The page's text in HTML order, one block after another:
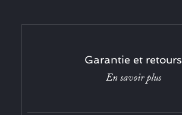
Garantie et retours
En savoir plus